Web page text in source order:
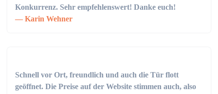
Konkurrenz. Sehr empfehlenswert! Danke euch!
Karin Wehner
Schnell vor Ort, freundlich und auch die Tür flott
geöffnet. Die Preise auf der Website stimmen auch, also